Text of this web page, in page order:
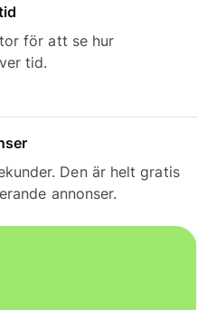
för att se hur
tid.
Den är helt gratis
annonser.